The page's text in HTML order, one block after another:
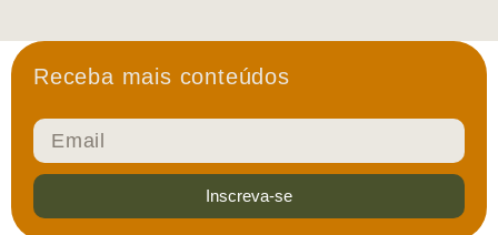
Receba mais conteúdos
Inscreva-se